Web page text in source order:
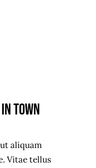
town
ut aliquam
Vitae tellus